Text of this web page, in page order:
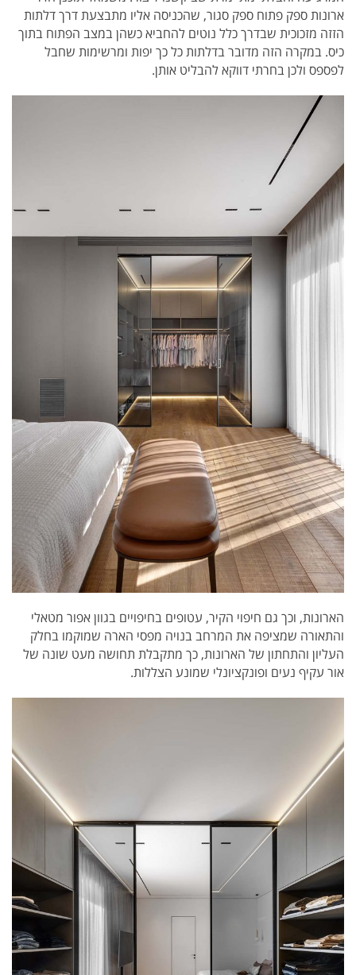
ארונות ספק פתוח ספק סגור, שהכניסה אליו מתבצעת דרך דלתות
הזזה מזכוכית שבדרך כלל נוטים להחביא כשהן במצב הפתוח בתוך
כיס. במקרה הזה מדובר בדלתות כל כך יפות ומרשימות שחבל
לפספס ולכן בחרתי דווקא להבליט אותן.
הארונות, וכך גם חיפוי הקיר, עטופים בחיפויים בגוון אפור מטאלי
והתאורה שמציפה את המרחב בנויה מפסי הארה שמוקמו בחלק
העליון והתחתון של הארונות, כך מתקבלת תחושה מעט שונה של
אור עקיף נעים ופונקציונלי שמונע הצללות.